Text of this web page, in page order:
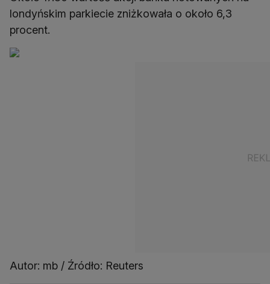
londyńskim parkiecie zniżkowała o około 6,3
procent.
Autor: mb / Źródło: Reuters